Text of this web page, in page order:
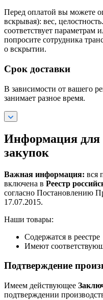
Перед оплатой вы можете
вскрывая): вес,
соответствует параметрам
попросите сотрудника
о вскрытии.
Срок доставки
В зависимости от вашего
занимает разное время.
Информация для
закупок
Важная информация: вся
включена в Реестр
согласно Постановлению
17.07.2015.
Наши товары:
Содержатся в реестре
Имеют
Подтверждение
Имеем действующее
подтверждении